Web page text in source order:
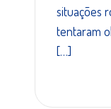
situações
tentaram
[…]